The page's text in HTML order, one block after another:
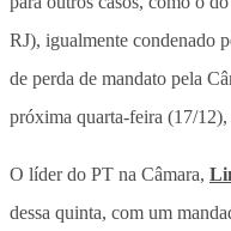
RJ), igualmente condenado
de perda de mandato pela
próxima quarta-feira (17/
O líder do PT na Câmara,
dessa quinta, com um